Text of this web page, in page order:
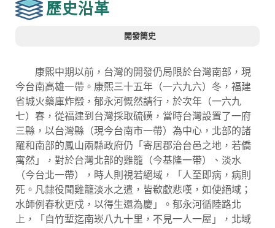
歷史沿革
開發簡史
康熙中期以前，台灣的開發仍局限於台灣南部，現
今台南高雄一帶。康熙三十五年（一六九六）冬，福建
省城火藥庫炸燬，郁永河慨然請行，於次年（一六九
七）春，從福建到台灣採取硫磺，當時台灣設置了一府
三縣，以台灣縣（現今台南市一帶）為中心，北部的諸
羅和南部的鳳山兩縣政府仍「寄居郡治台邑之地，若僑
寓然」，對於台灣北部的雞籠（今基隆一帶）、淡水
（今台北一帶），時人則視若絕域，「人至即病，病則
死。凡隸役聞雞籠淡水之遣，皆欷歔悲嘆，如使絕域；
水師例春秋更戍，以得生還為慶」。郁永河循陸路北
上，「自竹塹迄南崁八九十里，不見一人一屋」，北域